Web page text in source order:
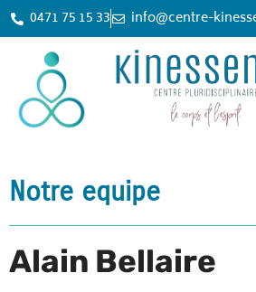
0471 75 15 33 info@centre-
Notre equipe
Alain Bellaire